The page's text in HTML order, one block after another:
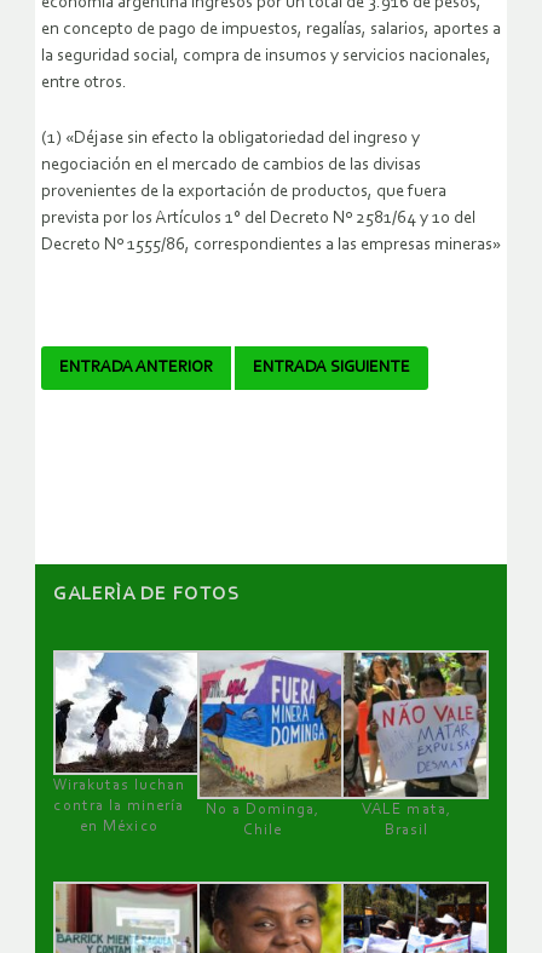
en concepto de pago de impuestos, regalías, salarios, aportes a
la seguridad social, compra de insumos y servicios nacionales,
entre otros.
(1) «Déjase sin efecto la obligatoriedad del ingreso y
negociación en el mercado de cambios de las divisas
provenientes de la exportación de productos, que fuera
prevista por los Artículos 1° del Decreto Nº 2581/64 y 10 del
Decreto Nº 1555/86, correspondientes a las empresas mineras»
Navegador
ENTRADA ANTERIOR ENTRADA SIGUIENTE
GALERÌA DE FOTOS
Wirakutas luchan
contra la minería
en México
No a Dominga,
Chile
VALE mata,
Brasil